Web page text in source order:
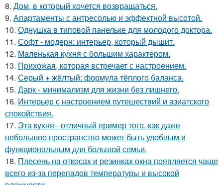
8. Дом, в который хочется возвращаться.
9. Апартаменты с антресолью и эффектной высотой.
10. Однушка в типовой панельке для молодого доктора.
11. Софт - модерн: интерьер, который дышит.
12. Маленькая кухня с большим характером.
13. Прихожая, которая встречает с настроением.
14. Серый + жёлтый: формула тёплого баланса.
15. Дарк - минимализм для жизни без лишнего.
16. Интерьер с настроением путешествий и азиатского
спокойствия.
17. Эта кухня - отличный пример того, как даже
небольшое пространство может быть удобным и
функциональным для большой семьи.
18. Плесень на откосах и резинках окна появляется чаще
всего из-за перепадов температуры и высокой